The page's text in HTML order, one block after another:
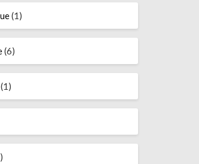
(1)
(6)